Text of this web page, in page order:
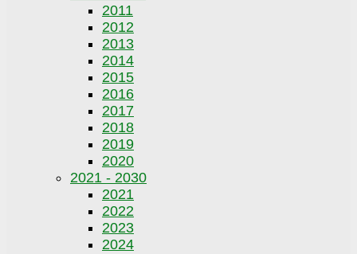
2011
2012
2013
2014
2015
2016
2017
2018
2019
2020
2021 - 2030
2021
2022
2023
2024